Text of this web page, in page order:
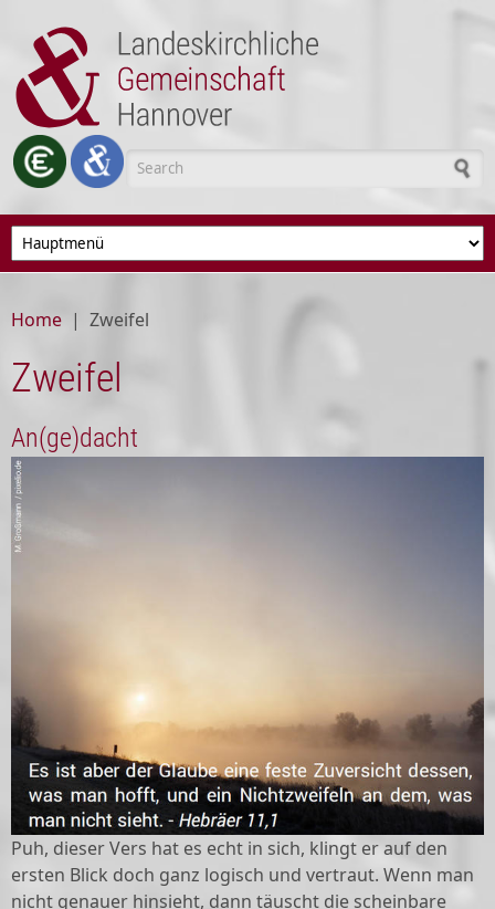
Search form
Home | Zweifel
Zweifel
An(ge)dacht
Puh, dieser Vers hat es echt in sich, klingt er auf den
ersten Blick doch ganz logisch und vertraut. Wenn man
nicht genauer hinsieht, dann täuscht die scheinbare